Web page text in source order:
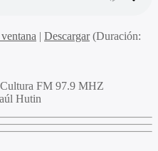
| Descargar(Duración:
FM 97.9 MHZ
Hutin